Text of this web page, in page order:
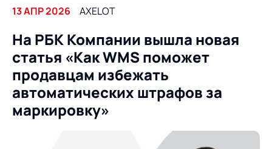
Компания
Продукты
Роботизация
Академия
Услуги
Пресс-центр
Проекты
13 АПР 2026 AXELOT
На РБК Компании вышла новая
статья «Как WMS поможет
продавцам избежать
автоматических штрафов за
маркировку»